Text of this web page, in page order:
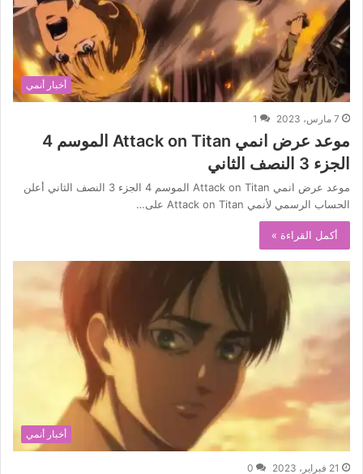
أخبار أنمي
7 مارس، 2023 1
موعد عرض انمي Attack on Titan الموسم 4
الجزء 3 النصف الثاني
موعد عرض انمي Attack on Titan الموسم 4 الجزء 3 النصف الثاني أعلن
الحساب الرسمي لأنمي Attack on Titan على…
أكمل القراءة »
أخبار أنمي
21 فبراير، 2023 0